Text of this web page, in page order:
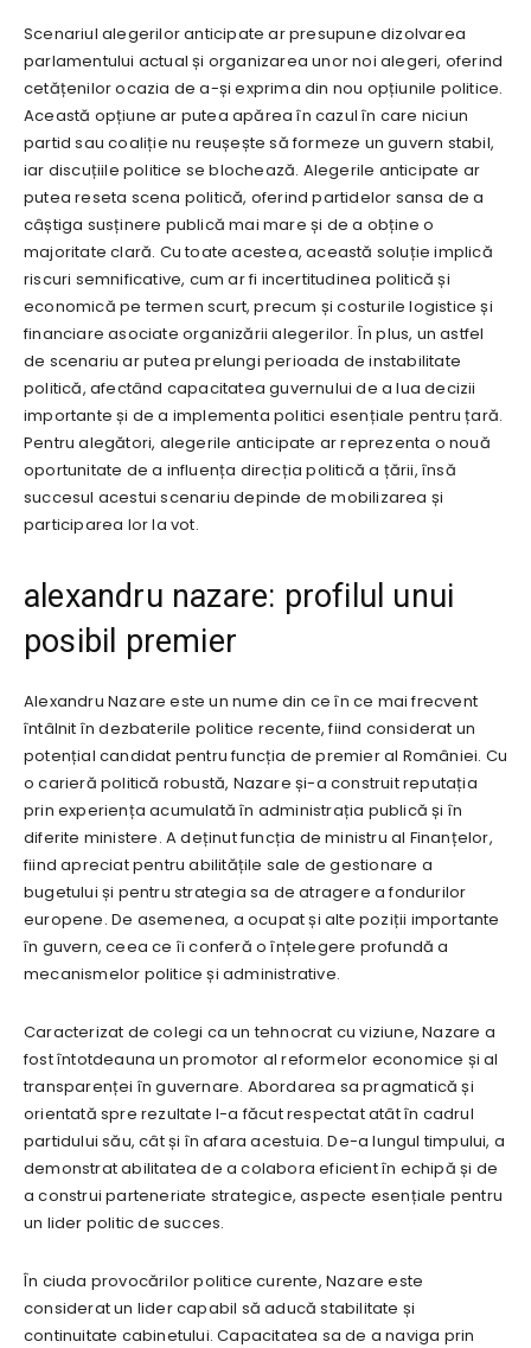
Scenariul alegerilor anticipate ar presupune dizolvarea
parlamentului actual și organizarea unor noi alegeri, oferind
cetățenilor ocazia de a-și exprima din nou opțiunile politice.
Această opțiune ar putea apărea în cazul în care niciun
partid sau coaliție nu reușește să formeze un guvern stabil,
iar discuțiile politice se blochează. Alegerile anticipate ar
putea reseta scena politică, oferind partidelor sansa de a
câștiga susținere publică mai mare și de a obține o
majoritate clară. Cu toate acestea, această soluție implică
riscuri semnificative, cum ar fi incertitudinea politică și
economică pe termen scurt, precum și costurile logistice și
financiare asociate organizării alegerilor. În plus, un astfel
de scenariu ar putea prelungi perioada de instabilitate
politică, afectând capacitatea guvernului de a lua decizii
importante și de a implementa politici esențiale pentru țară.
Pentru alegători, alegerile anticipate ar reprezenta o nouă
oportunitate de a influența direcția politică a țării, însă
succesul acestui scenariu depinde de mobilizarea și
participarea lor la vot.
alexandru nazare: profilul unui
posibil premier
Alexandru Nazare este un nume din ce în ce mai frecvent
întâlnit în dezbaterile politice recente, fiind considerat un
potențial candidat pentru funcția de premier al României. Cu
o carieră politică robustă, Nazare și-a construit reputația
prin experiența acumulată în administrația publică și în
diferite ministere. A deținut funcția de ministru al Finanțelor,
fiind apreciat pentru abilitățile sale de gestionare a
bugetului și pentru strategia sa de atragere a fondurilor
europene. De asemenea, a ocupat și alte poziții importante
în guvern, ceea ce îi conferă o înțelegere profundă a
mecanismelor politice și administrative.
Caracterizat de colegi ca un tehnocrat cu viziune, Nazare a
fost întotdeauna un promotor al reformelor economice și al
transparenței în guvernare. Abordarea sa pragmatică și
orientată spre rezultate l-a făcut respectat atât în cadrul
partidului său, cât și în afara acestuia. De-a lungul timpului, a
demonstrat abilitatea de a colabora eficient în echipă și de
a construi parteneriate strategice, aspecte esențiale pentru
un lider politic de succes.
În ciuda provocărilor politice curente, Nazare este
considerat un lider capabil să aducă stabilitate și
continuitate cabinetului. Capacitatea sa de a naviga prin